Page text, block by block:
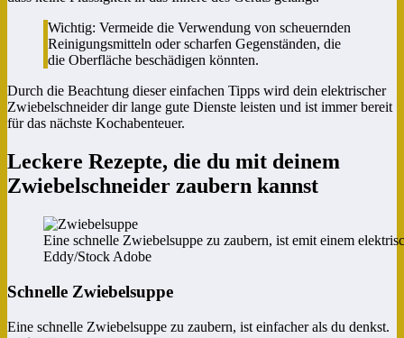
Wichtig: Vermeide die Verwendung von scheuernden
Reinigungsmitteln oder scharfen Gegenständen, die
die Oberfläche beschädigen könnten.
Durch die Beachtung dieser einfachen Tipps wird dein elektrischer
Zwiebelschneider dir lange gute Dienste leisten und ist immer bereit
für das nächste Kochabenteuer.
Leckere Rezepte, die du mit deinem
Zwiebelschneider zaubern kannst
Eine schnelle Zwiebelsuppe zu zaubern, ist emit einem
Eddy/Stock Adobe
Schnelle Zwiebelsuppe
Eine schnelle Zwiebelsuppe zu zaubern, ist einfacher als du denkst.